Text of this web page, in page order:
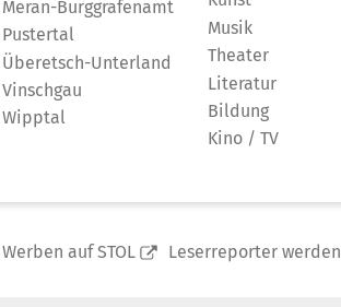
Meran-Burggrafenamt
Pustertal
Überetsch-Unterland
Vinschgau
Wipptal
Musik
Theater
Literatur
Bildung
Kino / TV
Werben auf STOL Leserreporter werden